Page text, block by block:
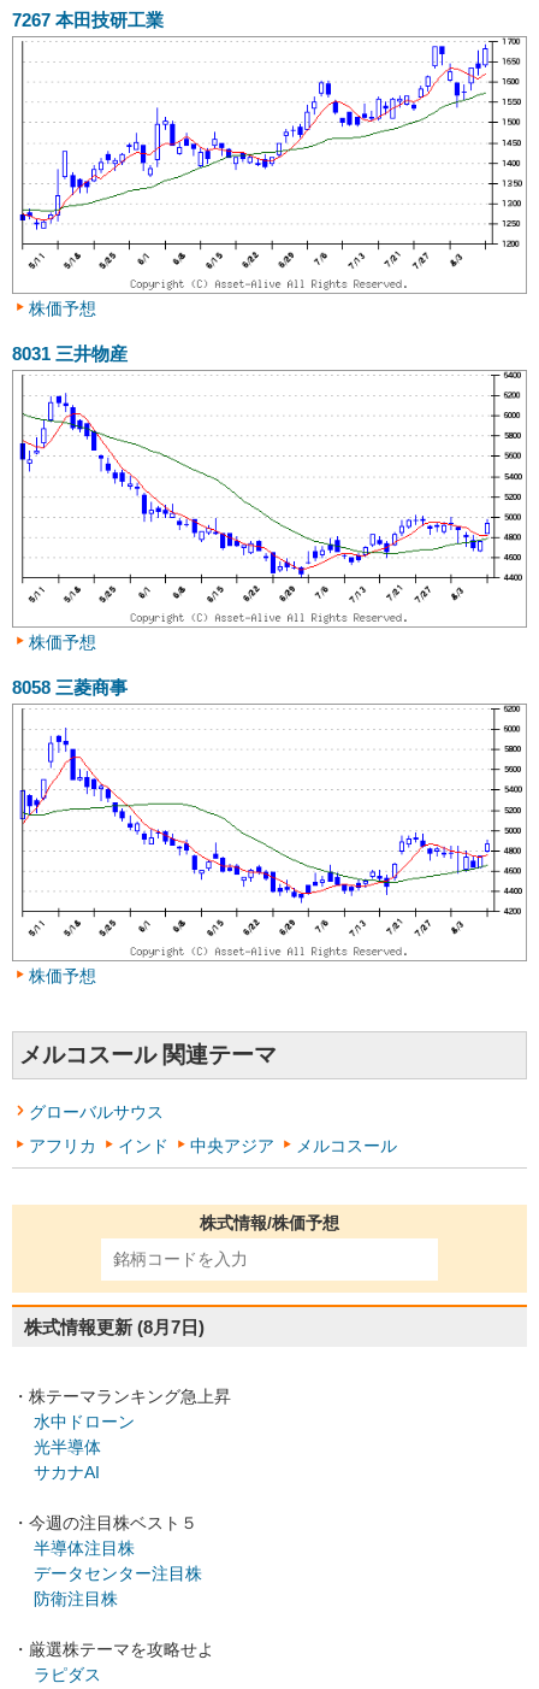
7267 本田技研工業
株価予想
8031 三井物産
株価予想
8058 三菱商事
株価予想
メルコスール 関連テーマ
グローバルサウス
アフリカ
インド 中央アジア メルコスール
株式情報/株価予想
株式情報更新 (8月7日)
・株テーマランキング急上昇
水中ドローン
光半導体
サカナAI
・今週の注目株ベスト５
半導体注目株
データセンター注目株
防衛注目株
・厳選株テーマを攻略せよ
ラピダス